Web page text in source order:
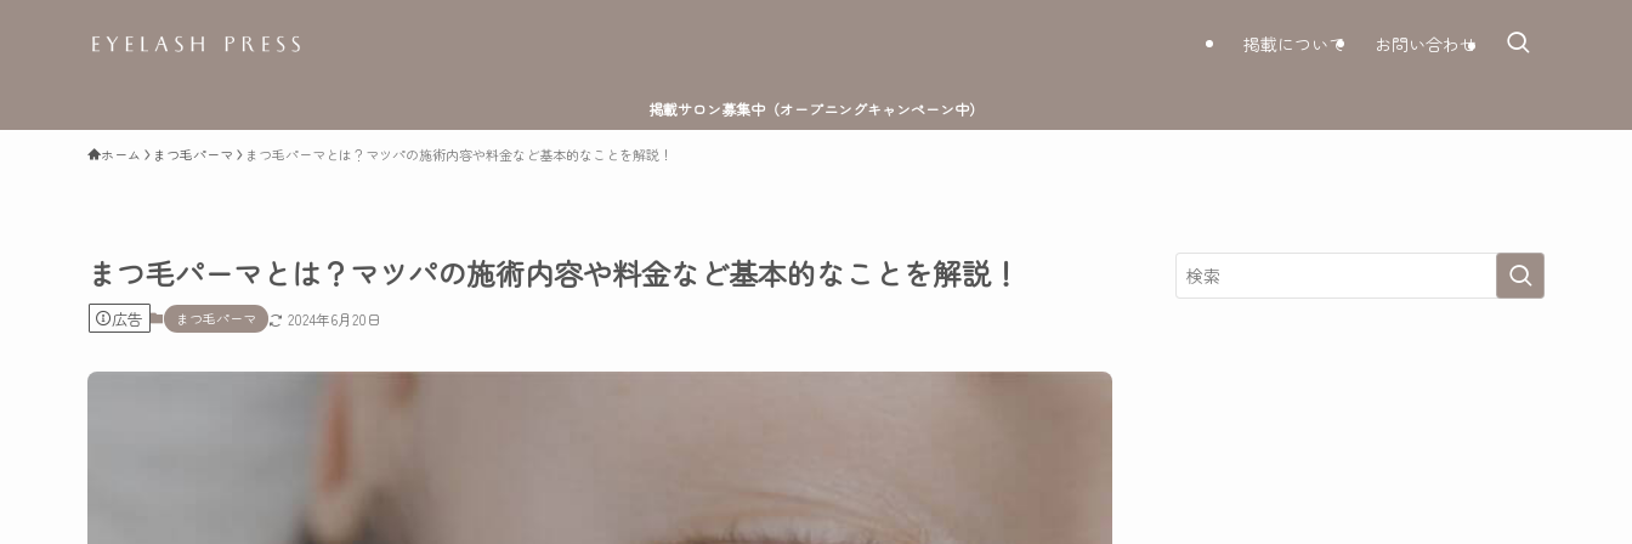
掲載について お問い合わせ
掲載サロン募集中（オープニングキャンペーン中）
ホーム まつ毛パーマ まつ毛パーマとは？マツパの施術内容や料金など基本的なことを解説！
まつ毛パーマとは？マツパの施術内容や料金など基本的なことを解説！
広告 まつ毛パーマ 2024年6月20日